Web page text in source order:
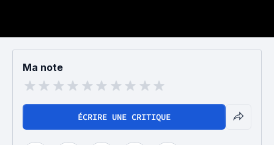
Ma note
ÉCRIRE UNE CRITIQUE